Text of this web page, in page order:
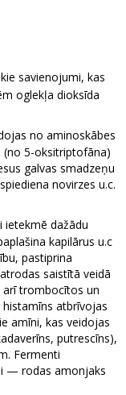
savienojumi, kas
oglekļa dioksīda
no aminoskābes
5-oksitriptofāna)
galvas smadzeņu
novirzes u.c.
ietekmē dažādu
kapilārus u.c
pastiprina
saistītā veidā
arī trombocītos un
atbrīvojas
amīni, kas veidojas
putrescīns),
Fermenti
— rodas amonjaks